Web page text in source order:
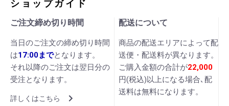
ショップガイド
ご注文締め切り時間
当日のご注文の締め切り時間
は17:00までとなります。
それ以降のご注文は翌日分の
受注となります。
詳しくはこちら
配送について
商品の配送エリアによって配
送便・配送料が異なります。
ご購入金額の合計が22,000
円(税込)以上になる場合､配
送料は無料になります。